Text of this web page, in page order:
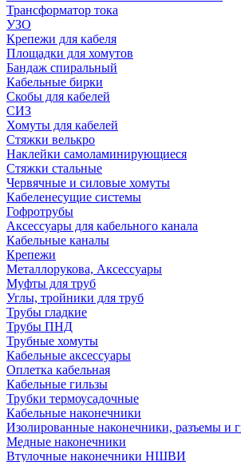
Трансформатор тока
УЗО
Крепежи для кабеля
Площадки для хомутов
Бандаж спиральный
Кабельные бирки
Cкобы для кабелей
СИЗ
Хомуты для кабелей
Стяжки велькро
Наклейки самоламинирующиеся
Стяжки стальные
Червячные и силовые хомуты
Кабеленесущие системы
Гофротрубы
Аксессуары для кабельного канала
Кабельные каналы
Крепежи
Металлорукова, Аксессуары
Муфты для труб
Углы, тройники для труб
Трубы гладкие
Трубы ПНД
Трубные хомуты
Кабельные аксессуары
Оплетка кабельная
Кабельные гильзы
Трубки термоусадочные
Кабельные наконечники
Изолированные наконечники, разъемы и
Медные наконечники
Втулочные наконечники НШВИ